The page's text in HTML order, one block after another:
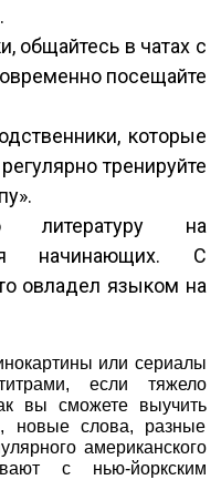
общайтесь в чатах с
посещайте
которые
тренируйте
литературу на
начинающих. С
овладел языком на
или сериалы
если тяжело
вы сможете выучить
новые слова, разные
американского
с нью-йоркским